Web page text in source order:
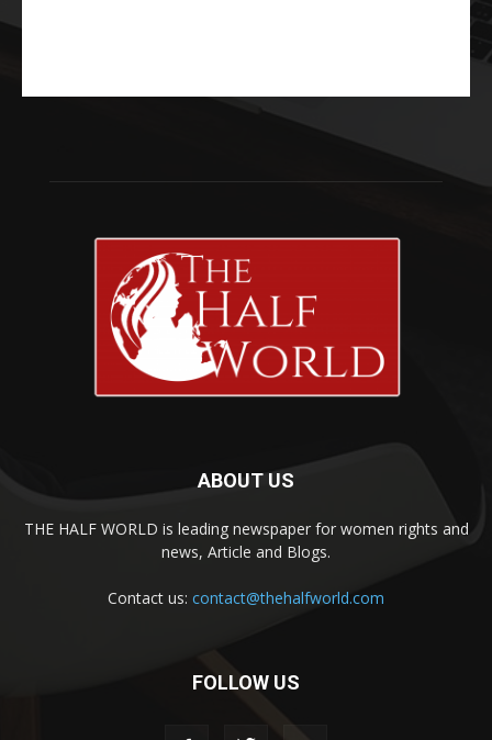
ABOUT US
THE HALF WORLD is leading newspaper for women rights and
news, Article and Blogs.
Contact us: contact@thehalfworld.com
FOLLOW US